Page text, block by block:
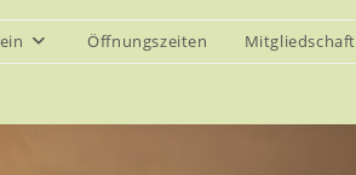
Öffnungszeiten Mitgliedschaft